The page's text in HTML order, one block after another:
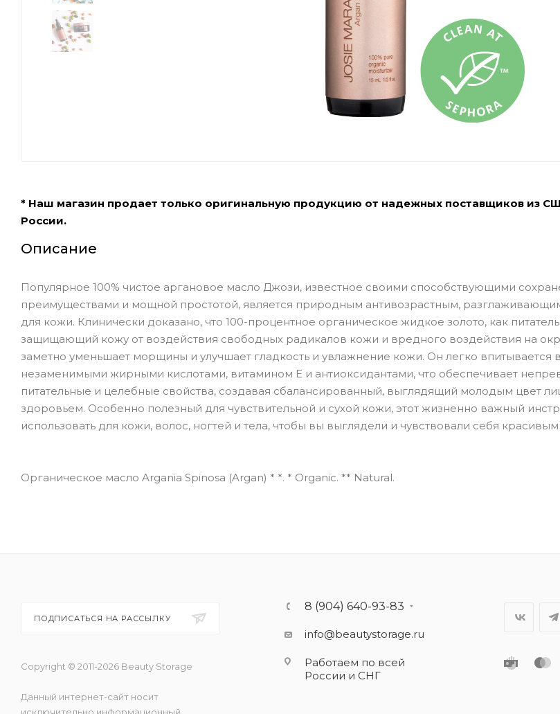
* Наш магазин продает только оригинальную продукцию от надежных поставщиков из
России.
Описание
Популярное 100% чистое аргановое масло Джози, известное своими способствующими
преимуществами и мощной простотой, является природным антивозрастным,
для кожи. Клинически доказано, что 100-процентное органическое жидкое золото, как
защищающий кожу от воздействия свободных радикалов кожи и вредного воздействия на
заметно уменьшает морщины и улучшает гладкость и увлажнение кожи. Он легко впитывается
незаменимыми жирными кислотами, витамином Е и антиоксидантами, что обеспечивает
питательные и целебные свойства, создавая сбалансированный, выглядящий молодым цвет
здоровьем. Особенно полезный для чувствительной и сухой кожи, этот жизненно важный
использовать для кожи, волос, ногтей и тела, чтобы вы выглядели и чувствовали себя
Органическое масло Argania Spinosa (Argan) * *. * Organic. ** Natural.
ПОДПИСАТЬСЯ НА РАССЫЛКУ
Copyright © 2011-2026 Beauty Storage
Данный интернет-сайт носит
8 (904) 640-93-83
info@beautystorage.ru
Работаем по всей
России и СНГ